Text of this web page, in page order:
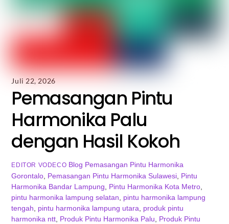
Juli 22, 2026
Pemasangan Pintu
Harmonika Palu
dengan Hasil Kokoh
EDITOR VODECO Blog Pemasangan Pintu Harmonika
Gorontalo, Pemasangan Pintu Harmonika Sulawesi, Pintu
Harmonika Bandar Lampung, Pintu Harmonika Kota Metro,
pintu harmonika lampung selatan, pintu harmonika lampung
tengah, pintu harmonika lampung utara, produk pintu
harmonika ntt, Produk Pintu Harmonika Palu, Produk Pintu